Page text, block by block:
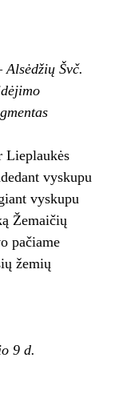
Švč.
Lieplaukės
vyskupu
vyskupu
Žemaičių
pačiame
žemių
9 d.